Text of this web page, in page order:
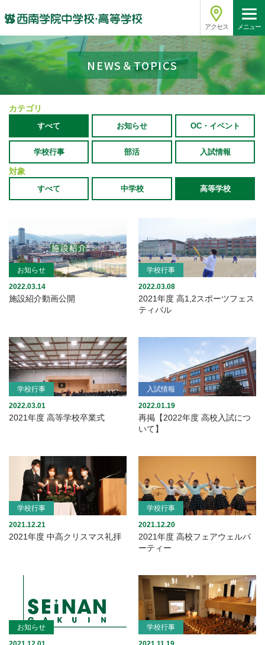
アクセス メニュー
NEWS＆TOPICS
カテゴリ
すべて お知らせ OC・イベント
学校行事 部活 入試情報
対象
すべて 中学校 高等学校
お知らせ
2022.03.14
施設紹介動画公開
学校行事
2022.03.08
2021年度 高1,2スポーツフェス
ティバル
学校行事
2022.03.01
2021年度 高等学校卒業式
入試情報
2022.01.19
再掲【2022年度 高校入試につ
いて】
学校行事
2021.12.21
2021年度 中高クリスマス礼拝
学校行事
2021.12.20
2021年度 高校フェアウェルパ
ーティー
お知らせ
学校行事